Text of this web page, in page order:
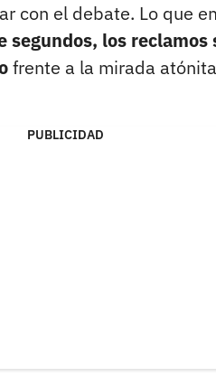
con el debate. Lo que
segundos, los
frente a la mirada
PUBLICIDAD